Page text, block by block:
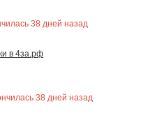
38 дней назад
в 4за.рф
38 дней назад